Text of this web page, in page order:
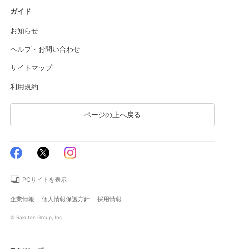
ガイド
お知らせ
ヘルプ・お問い合わせ
サイトマップ
利用規約
ページの上へ戻る
PCサイトを表示
企業情報 個人情報保護方針 採用情報
© Rakuten Group, Inc.